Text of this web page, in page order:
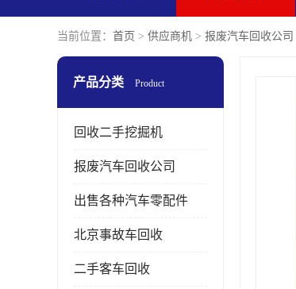
当前位置： 首页 > 供应商机 > 报废汽车回收公司
产品分类 Product
回收二手挖掘机
报废汽车回收公司
出售各种汽车零配件
北京事故车回收
二手客车回收